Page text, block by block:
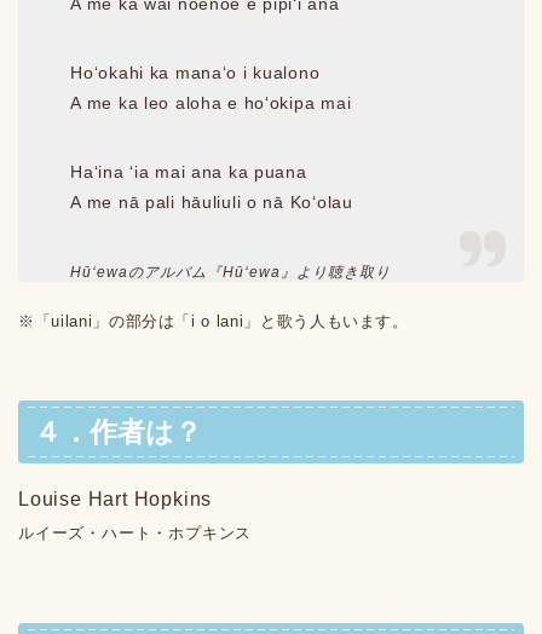
Hoʻokahi ka manaʻo i kualono
A me ka leo aloha e hoʻokipa mai
Haʻina ʻia mai ana ka puana
A me nā pali hāuliuli o nā Koʻolau
Hūʻewaのアルバム『Hūʻewa』より聴き取り
※「uilani」の部分は「i o lani」と歌う人もいます。
４．作者は？
Louise Hart Hopkins
ルイーズ・ハート・ホプキンス